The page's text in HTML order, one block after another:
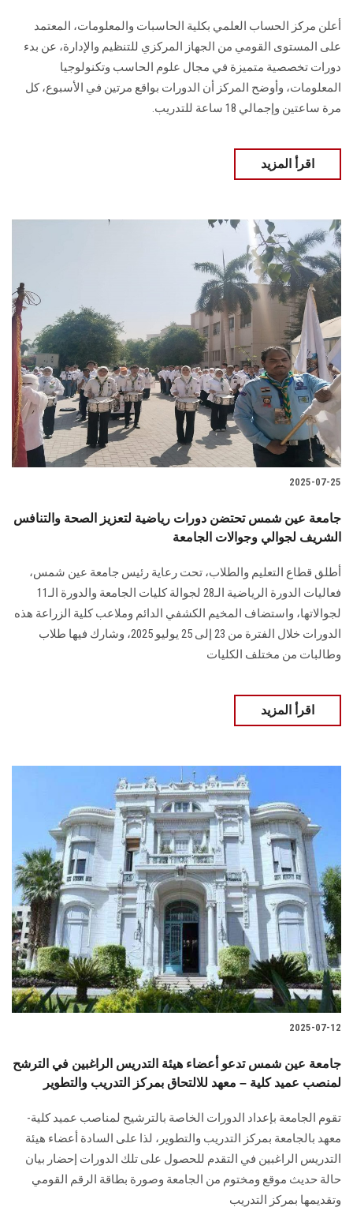
الزائـرون
سجل الان
أعلن مركز الحساب العلمي بكلية الحاسبات والمعلومات، المعتمد
على المستوى القومي من الجهاز المركزي للتنظيم والإدارة، عن بدء
دورات تخصصية متميزة في مجال علوم الحاسب وتكنولوجيا
المعلومات، وأوضح المركز أن الدورات بواقع مرتين في الأسبوع، كل
مرة ساعتين وإجمالي 18 ساعة للتدريب.
اقرأ المزيد
2025-07-25
جامعة عين شمس تحتضن دورات رياضية لتعزيز الصحة والتنافس
الشريف لجوالي وجوالات الجامعة
أطلق قطاع التعليم والطلاب، تحت رعاية رئيس جامعة عين شمس،
فعاليات الدورة الرياضية الـ28 لجوالة كليات الجامعة والدورة الـ11
لجوالاتها، واستضاف المخيم الكشفي الدائم وملاعب كلية الزراعة هذه
الدورات خلال الفترة من 23 إلى 25 يوليو 2025، وشارك فيها طلاب
وطالبات من مختلف الكليات
اقرأ المزيد
2025-07-12
جامعة عين شمس تدعو أعضاء هيئة التدريس الراغبين في الترشح
لمنصب عميد كلية – معهد للالتحاق بمركز التدريب والتطوير
تقوم الجامعة بإعداد الدورات الخاصة بالترشيح لمناصب عميد كلية-
معهد بالجامعة بمركز التدريب والتطوير، لذا على السادة أعضاء هيئة
التدريس الراغبين في التقدم للحصول على تلك الدورات إحضار بيان
حالة حديث موقع ومختوم من الجامعة وصورة بطاقة الرقم القومي
وتقديمها بمركز التدريب